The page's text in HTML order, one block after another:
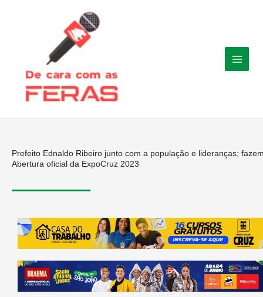
Prefeito Ednaldo Ribeiro junto com a população e lideranças;
Abertura oficial da ExpoCruz 2023